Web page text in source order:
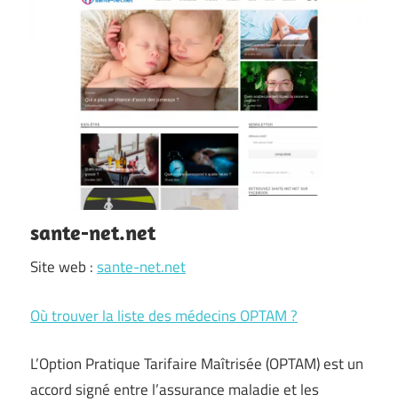
sante-net.net
Site web :sante-net.net
Où trouver la liste des médecins OPTAM ?
L’Option Pratique Tarifaire Maîtrisée (OPTAM) est un
accord signé entre l’assurance maladie et les